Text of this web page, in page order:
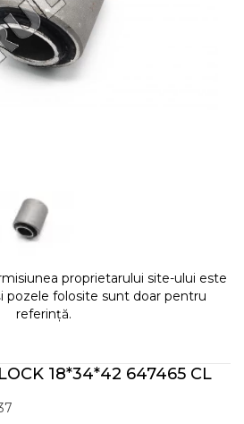
proprietarului site-ului este
pozele folosite sunt doar pentru
referință.
18*34*42 647465 CL